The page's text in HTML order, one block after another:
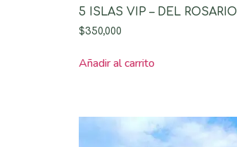
5 ISLAS VIP – DEL ROSARIO
$350,000
Añadir al carrito